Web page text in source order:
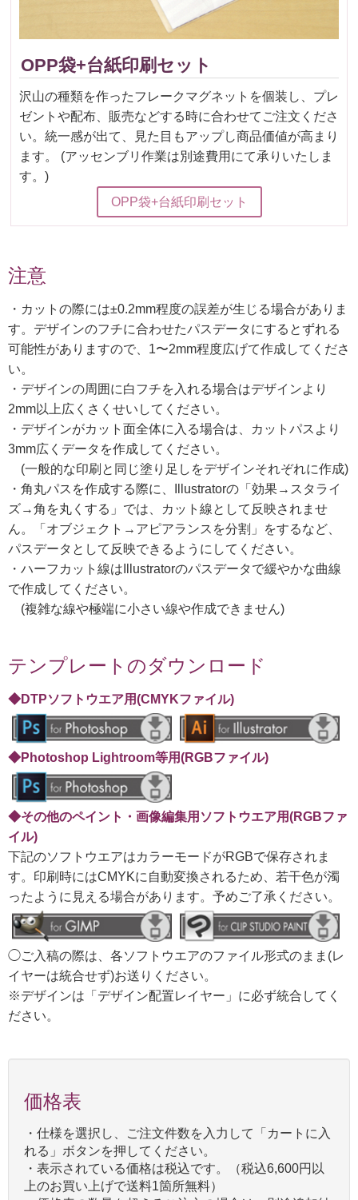
OPP袋+台紙印刷セット
沢山の種類を作ったフレークマグネットを個装し、プレ
ゼントや配布、販売などする時に合わせてご注文くださ
い。統一感が出て、見た目もアップし商品価値が高まり
ます。 (アッセンブリ作業は別途費用にて承りいたしま
す。)
OPP袋+台紙印刷セット
注意
・カットの際には±0.2mm程度の誤差が生じる場合がありま
す。デザインのフチに合わせたパスデータにするとずれる
可能性がありますので、1〜2mm程度広げて作成してくださ
い。
・デザインの周囲に白フチを入れる場合はデザインより
2mm以上広くさくせいしてください。
・デザインがカット面全体に入る場合は、カットパスより
3mm広くデータを作成してください。
(一般的な印刷と同じ塗り足しをデザインそれぞれに作成)
・角丸パスを作成する際に、Illustratorの「効果→スタライ
ズ→角を丸くする」では、カット線として反映されませ
ん。「オブジェクト→アピアランスを分割」をするなど、
パスデータとして反映できるようにしてください。
・ハーフカット線はIllustratorのパスデータで緩やかな曲線
で作成してください。
(複雑な線や極端に小さい線や作成できません)
テンプレートのダウンロード
◆DTPソフトウエア用(CMYKファイル)
◆Photoshop Lightroom等用(RGBファイル)
◆その他のペイント・画像編集用ソフトウエア用(RGBファ
イル)
下記のソフトウエアはカラーモードがRGBで保存されま
す。印刷時にはCMYKに自動変換されるため、若干色が濁
ったように見える場合があります。予めご了承ください。
◯ご入稿の際は、各ソフトウエアのファイル形式のまま(レ
イヤーは統合せず)お送りください。
※デザインは「デザイン配置レイヤー」に必ず統合してく
ださい。
価格表
・仕様を選択し、ご注文件数を入力して「カートに入
れる」ボタンを押してください。
・表示されている価格は税込です。（税込6,600円以
上のお買い上げで送料1箇所無料）